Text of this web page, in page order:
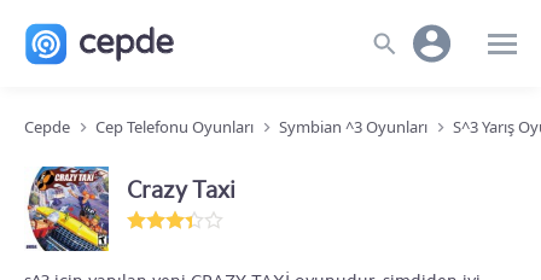
Cepde Cep Telefonu Oyunları Symbian ^3 Oyunları S^3 Yarış
Crazy Taxi